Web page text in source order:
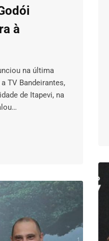
à
na última
TV Bandeirantes,
de Itapevi, na